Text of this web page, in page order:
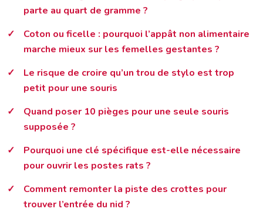
parte au quart de gramme ?
Coton ou ficelle : pourquoi l’appât non alimentaire
marche mieux sur les femelles gestantes ?
Le risque de croire qu’un trou de stylo est trop
petit pour une souris
Quand poser 10 pièges pour une seule souris
supposée ?
Pourquoi une clé spécifique est-elle nécessaire
pour ouvrir les postes rats ?
Comment remonter la piste des crottes pour
trouver l’entrée du nid ?